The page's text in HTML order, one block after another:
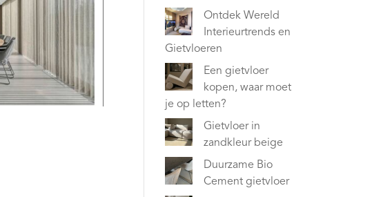
Ontdek Wereld
Interieurtrends en
Gietvloeren
Een gietvloer
kopen, waar moet
je op letten?
Gietvloer in
zandkleur beige
Duurzame Bio
Cement gietvloer